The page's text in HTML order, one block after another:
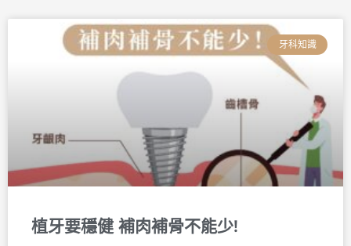
牙科知識
植牙要穩健 補肉補骨不能少!